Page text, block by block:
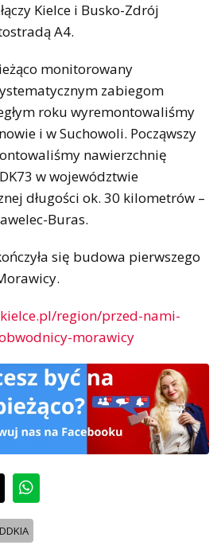
Kielce i Busko-Zdrój
A4.
monitorowany
zabiegom
roku wyremontowaliśmy
i w Suchowoli. Począwszy
nawierzchnię
w województwie
długości ok. 30 kilometrów –
Buras.
się budowa pierwszego
region/przed-nami-
morawicy